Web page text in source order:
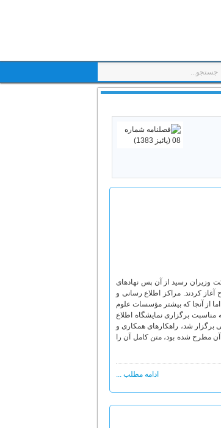
وزیران رسید از آن پس نهادهای
کردند. مراکز اطلاع رسانی و
از آنجا که بیشتر مؤسسات علوم
برگزاری نمایشگاه اطلاع
برگزار شد، راهکارهای همکاری و
مطرح شده بود، متن کامل آن را
ادامه مطلب ...